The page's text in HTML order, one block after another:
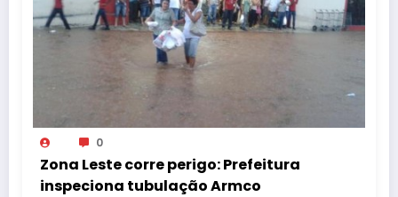
0
Zona Leste corre perigo: Prefeitura
inspeciona tubulação Armco